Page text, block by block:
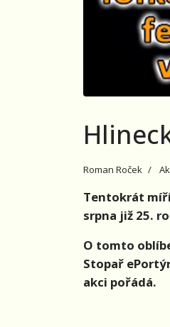
Roman Roček
Tentokrát
srpna již 25.
O tomto
Stopař
akci pořádá.